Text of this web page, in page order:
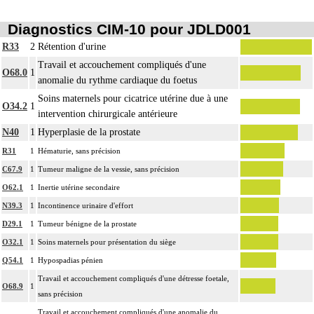
Diagnostics CIM-10 pour JDLD001
R33 2 Rétention d'urine
O68.0 1
Travail et accouchement compliqués d'une
anomalie du rythme cardiaque du foetus
O34.2 1
Soins maternels pour cicatrice utérine due à une
intervention chirurgicale antérieure
N40
1 Hyperplasie de la prostate
R31 1 Hématurie, sans précision
C67.9 1 Tumeur maligne de la vessie, sans précision
O62.1 1 Inertie utérine secondaire
N39.3 1 Incontinence urinaire d'effort
D29.1 1 Tumeur bénigne de la prostate
O32.1 1 Soins maternels pour présentation du siège
Q54.1 1 Hypospadias pénien
O68.9 1
Travail et accouchement compliqués d'une détresse foetale,
sans précision
Travail et accouchement compliqués d'une anomalie du